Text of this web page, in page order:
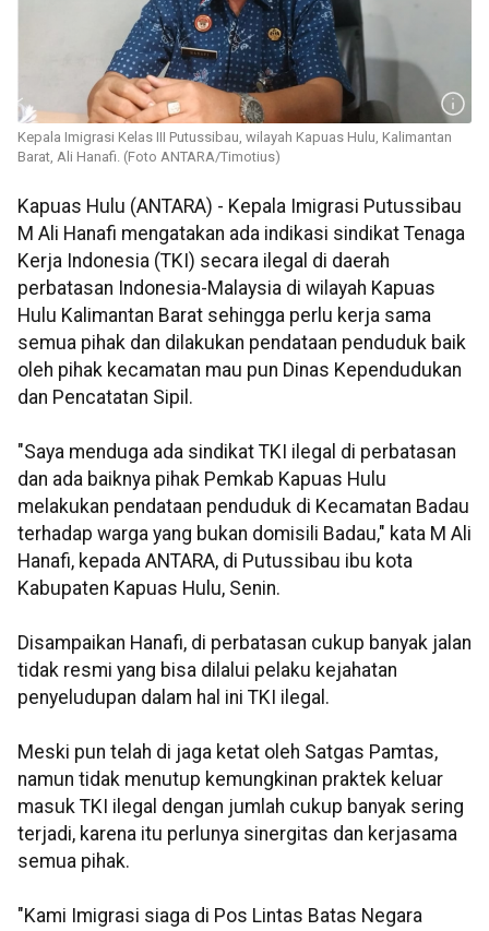
Kepala Imigrasi Kelas III Putussibau, wilayah Kapuas Hulu, Kalimantan
Barat, Ali Hanafi. (Foto ANTARA/Timotius)
Kapuas Hulu (ANTARA) - Kepala Imigrasi Putussibau
M Ali Hanafi mengatakan ada indikasi sindikat Tenaga
Kerja Indonesia (TKI) secara ilegal di daerah
perbatasan Indonesia-Malaysia di wilayah Kapuas
Hulu Kalimantan Barat sehingga perlu kerja sama
semua pihak dan dilakukan pendataan penduduk baik
oleh pihak kecamatan mau pun Dinas Kependudukan
dan Pencatatan Sipil.
"Saya menduga ada sindikat TKI ilegal di perbatasan
dan ada baiknya pihak Pemkab Kapuas Hulu
melakukan pendataan penduduk di Kecamatan Badau
terhadap warga yang bukan domisili Badau," kata M Ali
Hanafi, kepada ANTARA, di Putussibau ibu kota
Kabupaten Kapuas Hulu, Senin.
Disampaikan Hanafi, di perbatasan cukup banyak jalan
tidak resmi yang bisa dilalui pelaku kejahatan
penyeludupan dalam hal ini TKI ilegal.
Meski pun telah di jaga ketat oleh Satgas Pamtas,
namun tidak menutup kemungkinan praktek keluar
masuk TKI ilegal dengan jumlah cukup banyak sering
terjadi, karena itu perlunya sinergitas dan kerjasama
semua pihak.
"Kami Imigrasi siaga di Pos Lintas Batas Negara